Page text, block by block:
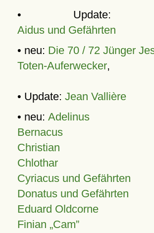
•
Aidus und Gefährten
• neu: Die 70 / 72 Jünger
Toten-Auferwecker,
• Update: Jean Vallière
• neu: Adelinus
Bernacus
Christian
Chlothar
Cyriacus und Gefährten
Donatus und Gefährten
Eduard Oldcorne
Finian Cam